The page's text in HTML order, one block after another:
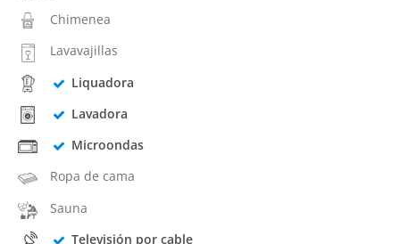
Chimenea
Lavavajillas
Liquadora
Lavadora
Microondas
Ropa de cama
Sauna
Televisión por cable